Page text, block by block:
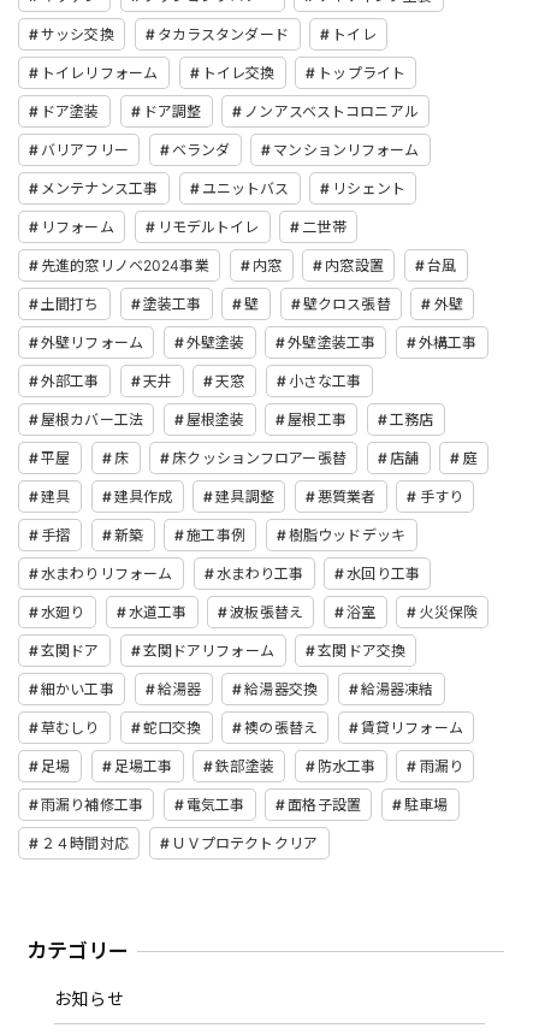
サッシ交換 タカラスタンダード トイレ
トイレリフォーム トイレ交換 トップライト
ドア塗装 ドア調整 ノンアスベストコロニアル
バリアフリー ベランダ マンションリフォーム
メンテナンス工事 ユニットバス リシェント
リフォーム リモデルトイレ 二世帯
先進的窓リノベ2024事業 内窓 内窓設置 台風
土間打ち 塗装工事 壁 壁クロス張替 外壁
外壁リフォーム 外壁塗装 外壁塗装工事 外構工事
外部工事 天井 天窓 小さな工事
屋根カバー工法 屋根塗装 屋根工事 工務店
平屋 床 床クッションフロアー張替 店舗 庭
建具 建具作成 建具調整 悪質業者 手すり
手摺 新築 施工事例 樹脂ウッドデッキ
水まわりリフォーム 水まわり工事 水回り工事
水廻り 水道工事 波板張替え 浴室 火災保険
玄関ドア 玄関ドアリフォーム 玄関ドア交換
細かい工事 給湯器 給湯器交換 給湯器凍結
草むしり 蛇口交換 襖の張替え 賃貸リフォーム
足場 足場工事 鉄部塗装 防水工事 雨漏り
雨漏り補修工事 電気工事 面格子設置 駐車場
２４時間対応 ＵＶプロテクトクリア
カテゴリー
お知らせ